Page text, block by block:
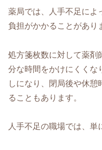
薬局では、人手不足によ
負担がかかることがあり
処方箋枚数に対して薬剤
分な時間をかけにくくな
しになり、閉局後や休
ることもあります。
人手不足の職場では、単